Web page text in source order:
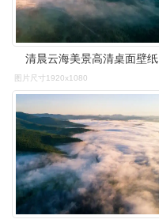
清晨云海美景高清桌面壁纸
图片尺寸1920x1080